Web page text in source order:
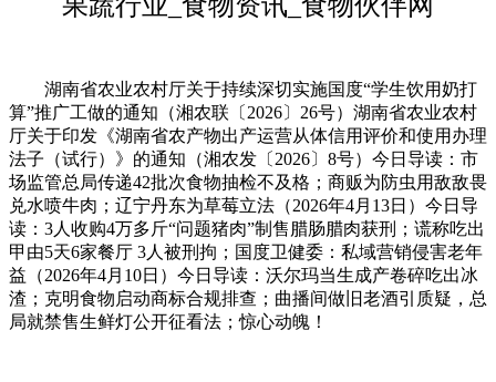
湖南省农业农村厅关于持续深切实施国度“学生饮用奶打
算”推广工做的通知（湘农联〔2026〕26号）湖南省农业农村
厅关于印发《湖南省农产物出产运营从体信用评价和使用办理
法子（试行）》的通知（湘农发〔2026〕8号）今日导读：市
场监管总局传递42批次食物抽检不及格；商贩为防虫用敌敌畏
兑水喷牛肉；辽宁丹东为草莓立法（2026年4月13日）今日导
读：3人收购4万多斤“问题猪肉”制售腊肠腊肉获刑；谎称吃出
甲由5天6家餐厅 3人被刑拘；国度卫健委：私域营销侵害老年
益（2026年4月10日）今日导读：沃尔玛当生成产卷碎吃出冰
渣；克明食物启动商标合规排查；曲播间做旧老酒引质疑，总
局就禁售生鲜灯公开征看法；惊心动魄！